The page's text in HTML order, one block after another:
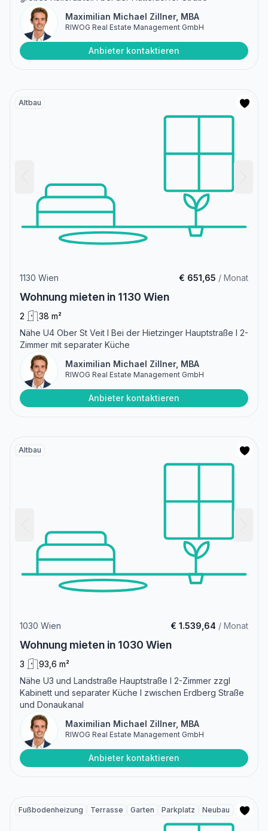
Maximilian Michael Zillner, MBA
RIWOG Real Estate Management GmbH
Anbieter kontaktieren
Altbau
1130 Wien € 651,65 / Monat
Wohnung mieten in 1130 Wien
2
38 m²
Nähe U4 Ober St Veit I Bei der Hietzinger Hauptstraße I 2-
Zimmer mit separater Küche
Maximilian Michael Zillner, MBA
RIWOG Real Estate Management GmbH
Anbieter kontaktieren
Altbau
1030 Wien € 1.539,64 / Monat
Wohnung mieten in 1030 Wien
3
93,6 m²
Nähe U3 und Landstraße Hauptstraße I 2-Zimmer zzgl
Kabinett und separater Küche I zwischen Erdberg Straße
und Donaukanal
Maximilian Michael Zillner, MBA
RIWOG Real Estate Management GmbH
Anbieter kontaktieren
Fußbodenheizung Terrasse Garten Parkplatz Neubau